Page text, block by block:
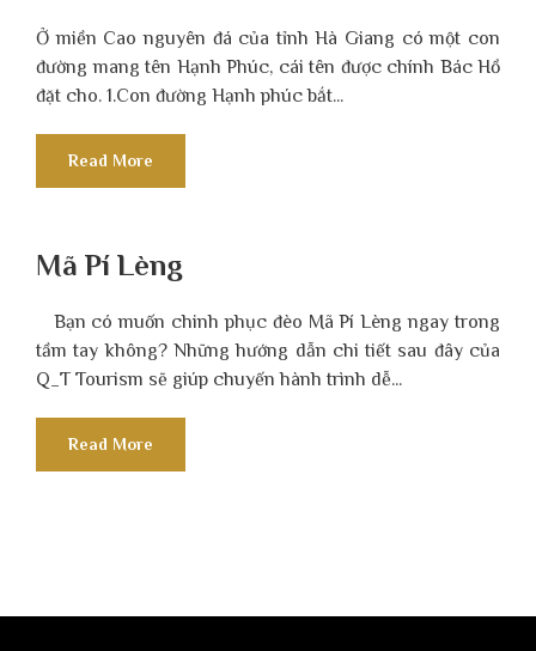
Ở miền Cao nguyên đá của tỉnh Hà Giang có một con
đường mang tên Hạnh Phúc, cái tên được chính Bác Hồ
đặt cho. 1.Con đường Hạnh phúc bắt...
Read More
Mã Pí Lèng
Bạn có muốn chinh phục đèo Mã Pí Lèng ngay trong
tầm tay không? Những hướng dẫn chi tiết sau đây của
Q_T Tourism sẽ giúp chuyến hành trình dễ...
Read More